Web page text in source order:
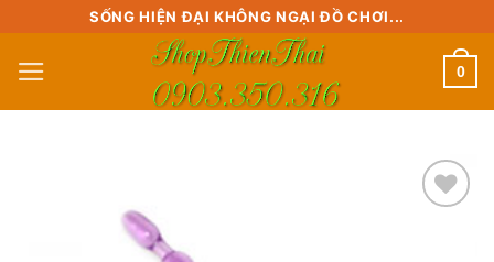
content
SỐNG HIỆN ĐẠI KHÔNG NGẠI ĐỒ CHƠI...
0